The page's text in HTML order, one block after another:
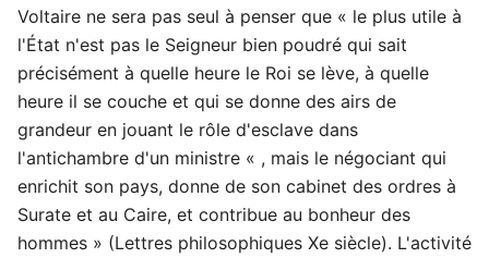
Voltaire ne sera pas seul à penser que « le plus utile à
l'État n'est pas le Seigneur bien poudré qui sait
précisément à quelle heure le Roi se lève, à quelle
heure il se couche et qui se donne des airs de
grandeur en jouant le rôle d'esclave dans
l'antichambre d'un ministre « , mais le négociant qui
enrichit son pays, donne de son cabinet des ordres à
Surate et au Caire, et contribue au bonheur des
hommes » (Lettres philosophiques Xe siècle). L'activité